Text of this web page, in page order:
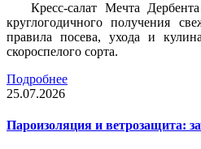
Кресс-салат Мечта
круглогодичного получения
правила посева, ухода и
скороспелого сорта.
Подробнее
25.07.2026
Пароизоляция и ветрозащита: